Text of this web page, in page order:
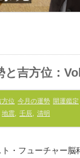
と吉方位：
方位 今月の運勢 開運鑑定
地震 壬辰 清明
・フューチャー脳